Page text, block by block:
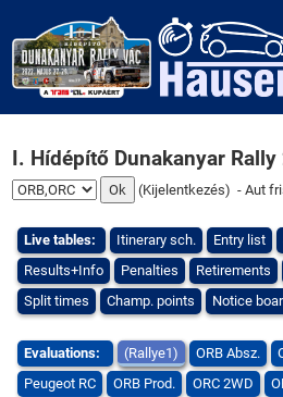
I. Hídépítő Dunakanyar Rally
(Kijelentkezés) - Aut
Live tables: Itinerary sch. Entry list
Results+Info
Penalties Retirements
Split times
Champ. points Notice
Evaluations: (Rallye1) ORB Absz.
Peugeot RC
ORB Prod. ORC 2WD